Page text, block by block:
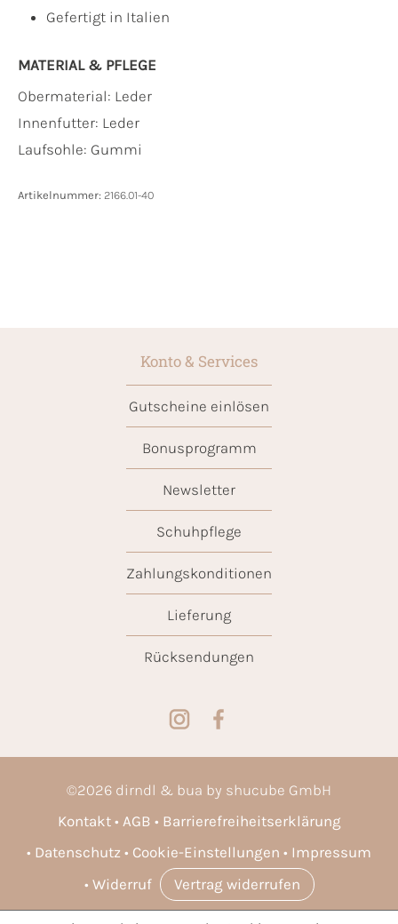
Gefertigt in Italien
MATERIAL & PFLEGE
Obermaterial: Leder
Innenfutter: Leder
Laufsohle: Gummi
Artikelnummer: 2166.01-40
Konto & Services
Gutscheine einlösen
Bonusprogramm
Newsletter
Schuhpflege
Zahlungskonditionen
Lieferung
Rücksendungen
©2026 dirndl & bua by shucube GmbH
Kontakt
AGB
Barrierefreiheitserklärung
Datenschutz
Cookie-Einstellungen
Impressum
Widerruf
Vertrag widerrufen